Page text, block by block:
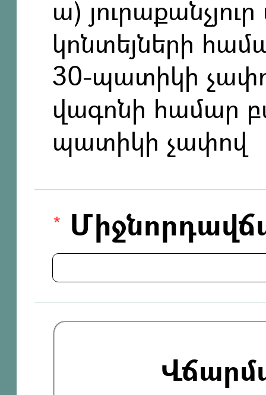
ա)
կոնտեյների
30-պատիկի
վագոնի համար
պատիկի չափով